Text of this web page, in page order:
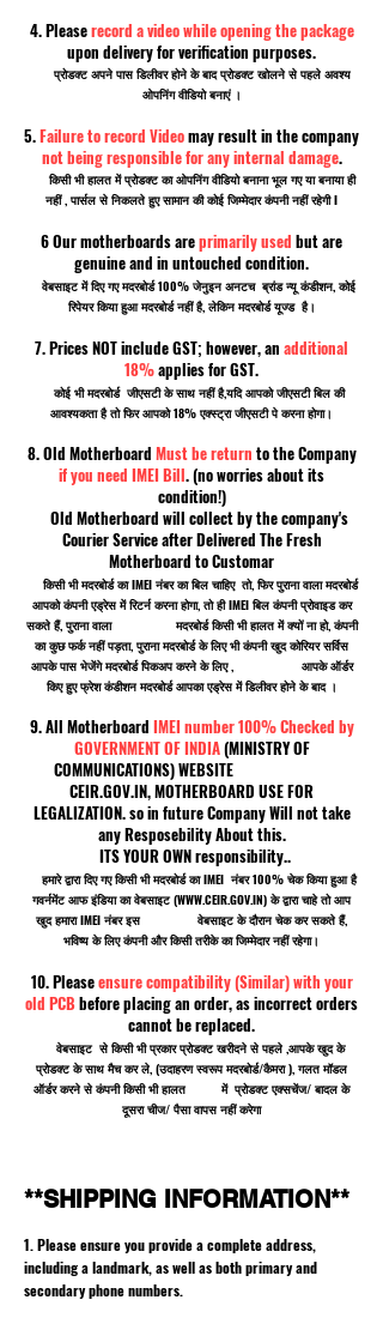
4. Pleaserecord a video while opening the package
upon delivery for verification purposes.
प्रोडक्ट अपने पास डिलीवर होने के बाद प्रोडक्ट खोलने से पहले अवश्य
ओपनिंग वीडियो बनाएं ।
5.Failure to record Videomay result in the company
not being responsible for any internal damage.
किसी भी हालत में प्रोडक्ट का ओपनिंग वीडियो बनाना भूल गए या बनाया ही
नहीं , पार्सल से निकलते हुए सामान की कोई जिम्मेदार कंपनी नहीं रहेगी I
6 Our motherboards areprimarily used but are
genuine and in untouched condition.
वेबसाइट में दिए गए मदरबोर्ड 100% जेनुइन अनटच ब्रांड न्यू कंडीशन, कोई
रिपेयर किया हुआ मदरबोर्ड नहीं है, लेकिन मदरबोर्ड यूज्ड है।
7. Prices NOT include GST; however, an additional
18%applies for GST.
कोई भी मदरबोर्ड जीएसटी के साथ नहीं है,यदि आपको जीएसटी बिल की
आवश्यकता है तो फिर आपको 18% एक्स्ट्रा जीएसटी पे करना होगा।
8. Old Motherboard Must be return to the Company
if you need IMEI Bill. (no worries about its
condition!)
Old Motherboard will collect by the company's
Courier Service after Delivered The Fresh
Motherboard to Customar
किसी भी मदरबोर्ड का IMEI नंबर का बिल चाहिए तो, फिर पुराना वाला मदरबोर्ड
आपको कंपनी एड्रेस में रिटर्न करना होगा, तो ही IMEI बिल कंपनी प्रोवाइड कर
सकते हैं, पुराना वाला मदरबोर्ड किसी भी हालत में क्यों ना हो, कंपनी
का कुछ फर्क नहीं पड़ता, पुराना मदरबोर्ड के लिए भी कंपनी खुद कोरियर सर्विस
आपके पास भेजेंगे मदरबोर्ड पिकअप करने के लिए , आपके ऑर्डर
किए हुए फ्रेश कंडीशन मदरबोर्ड आपका एड्रेस में डिलीवर होने के बाद ।
9. All Motherboard IMEI number 100% Checked by
GOVERNMENT OF INDIA(MINISTRY OF
COMMUNICATIONS) WEBSITE
CEIR.GOV.IN, MOTHERBOARD USE FOR
LEGALIZATION. so in future Company Will not take
any Resposebility About this.
ITS YOUR OWN responsibility..
हमारे द्वारा दिए गए किसी भी मदरबोर्ड का IMEI नंबर 100% चेक किया हुआ है
गवर्नमेंट आफ इंडिया का वेबसाइट (WWW.CEIR.GOV.IN) के द्वारा चाहे तो आप
खुद हमारा IMEI नंबर इस वेबसाइट के दौरान चेक कर सकते हैं,
भविष्य के लिए कंपनी और किसी तरीके का जिम्मेदार नहीं रहेगा।
10. Pleaseensure compatibility (Similar) with your
old PCBbefore placing an order, as incorrect orders
cannot be replaced.
वेबसाइट से किसी भी प्रकार प्रोडक्ट खरीदने से पहले ,आपके खुद के
प्रोडक्ट के साथ मैच कर ले, (उदाहरण स्वरूप मदरबोर्ड/कैमरा ), गलत मॉडल
ऑर्डर करने से कंपनी किसी भी हालत में प्रोडक्ट एक्सचेंज/ बादल के
दूसरा चीज/ पैसा वापस नहीं करेगा
**SHIPPING INFORMATION**
1. Please ensure you provide a complete address,
including a landmark, as well as both primary and
secondary phone numbers.